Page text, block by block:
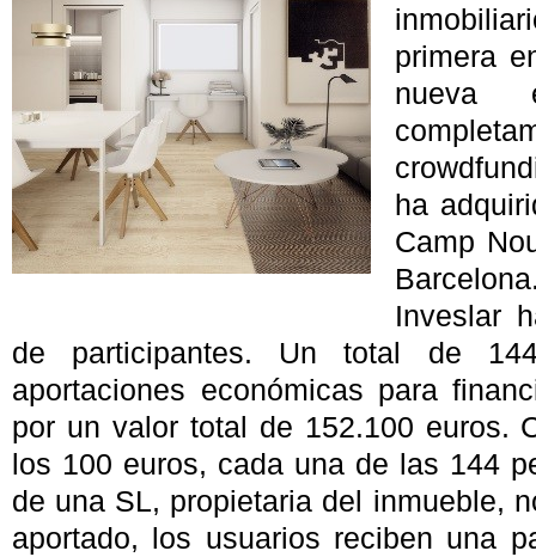
primera
nueva
ha
Camp
Inveslar
de participantes. Un total de
aportaciones económicas para
por un valor total de 152.100 euros.
los 100 euros, cada una de las 144
de una SL, propietaria del inmueble,
aportado, los usuarios reciben una